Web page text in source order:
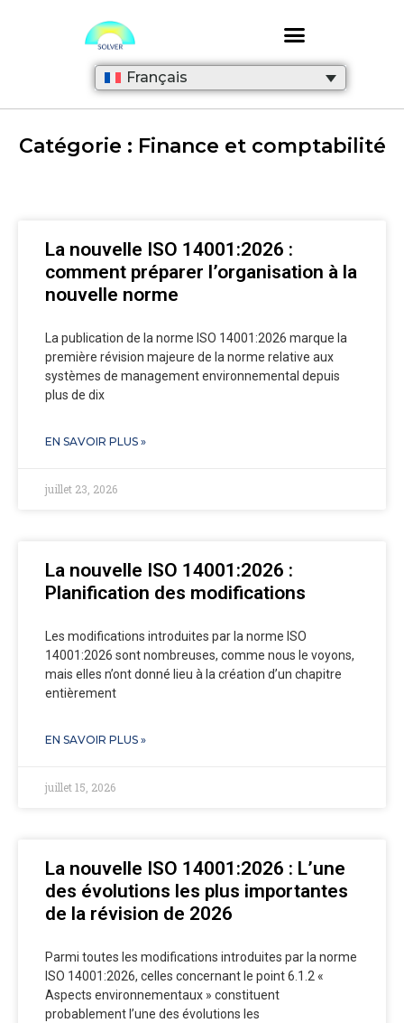
Français
Catégorie : Finance et comptabilité
La nouvelle ISO 14001:2026 :
comment préparer l’organisation à la
nouvelle norme
La publication de la norme ISO 14001:2026 marque la
première révision majeure de la norme relative aux
systèmes de management environnemental depuis
plus de dix
EN SAVOIR PLUS »
juillet 23, 2026
La nouvelle ISO 14001:2026 :
Planification des modifications
Les modifications introduites par la norme ISO
14001:2026 sont nombreuses, comme nous le voyons,
mais elles n’ont donné lieu à la création d’un chapitre
entièrement
EN SAVOIR PLUS »
juillet 15, 2026
La nouvelle ISO 14001:2026 : L’une
des évolutions les plus importantes
de la révision de 2026
Parmi toutes les modifications introduites par la norme
ISO 14001:2026, celles concernant le point 6.1.2 «
Aspects environnementaux » constituent
probablement l’une des évolutions les